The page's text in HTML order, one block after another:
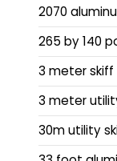
2070
265 by 140
3 meter
3 meter
30m utility